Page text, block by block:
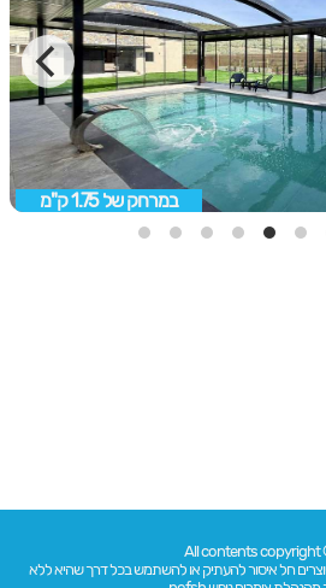
במרחק של 1.75 ק"מ
All contents
יוצרים חל איסור להעתיק או להשתמש בכל דרך שהיא ללא